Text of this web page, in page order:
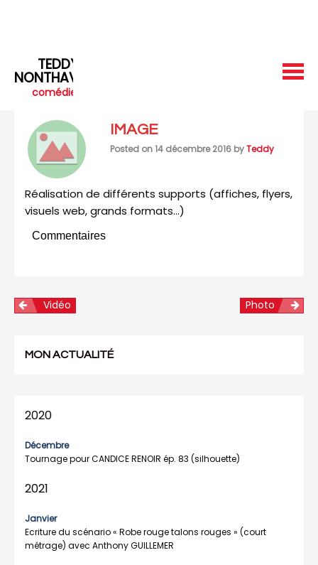
TEDDY
NONTHAVETH
comédien
IMAGE
Posted on14 décembre 2016 byTeddy
Réalisation de différents supports (affiches, flyers,
visuels web, grands formats…)
Commentaires
NAVIGATION
DE
L’ARTICLE
Vidéo Photo
MON ACTUALITÉ
2020
Décembre
Tournage pour CANDICE RENOIR ép. 83 (silhouette)
2021
Janvier
Ecriture du scénario « Robe rouge talons rouges » (court
métrage) avec Anthony GUILLEMER